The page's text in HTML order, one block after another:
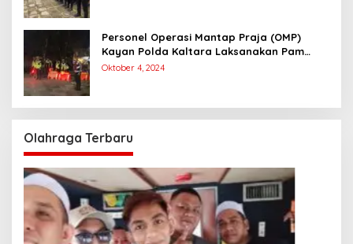
Personel Operasi Mantap Praja (OMP)
Kayan Polda Kaltara Laksanakan Pam
Kampanye Paslon Gubernur dan Wakil
Oktober 4, 2024
Olahraga Terbaru